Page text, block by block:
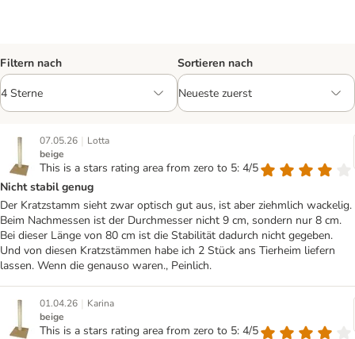
Filtern nach Sortieren nach
07.05.26 | Lotta
beige
This is a stars rating area from zero to 5: 4/5
Nicht stabil genug
Der Kratzstamm sieht zwar optisch gut aus, ist aber ziehmlich wackelig.
Beim Nachmessen ist der Durchmesser nicht 9 cm, sondern nur 8 cm.
Bei dieser Länge von 80 cm ist die Stabilität dadurch nicht gegeben.
Und von diesen Kratzstämmen habe ich 2 Stück ans Tierheim liefern
lassen. Wenn die genauso waren., Peinlich.
01.04.26 | Karina
beige
This is a stars rating area from zero to 5: 4/5